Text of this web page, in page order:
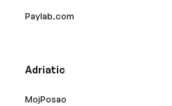
Paylab.com
Adriatic
MojPosao